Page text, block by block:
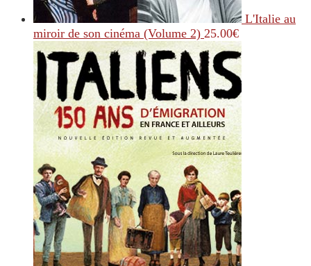
L'Italie au
miroir de son cinéma (Volume 2) 25.00€